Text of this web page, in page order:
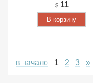
11
В корзину
в начало 1 2 3 »